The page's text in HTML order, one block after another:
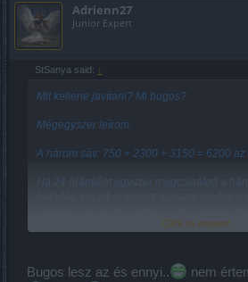
Adrienn27
Junior Expert
StSanya said: ↑
Mit kellene javítani? Mi bugos?
Mégegyszer leírom:
A három sáv: 750 + 2300 + 3150 = 6200 az
Ha 24 óránként egyszer megcsinálod a
ami nyolc nap alatt összesen 6000 haladás...
haladás.
Click to expand...
Bugos lesz az és ennyi..
nem